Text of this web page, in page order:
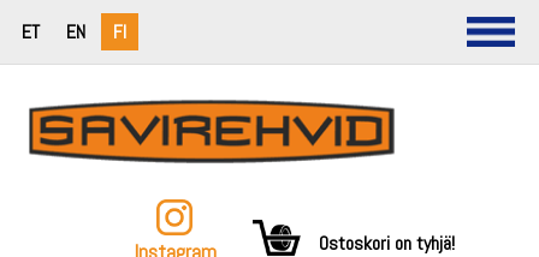
ET EN FI
Ostoskori on tyhjä!